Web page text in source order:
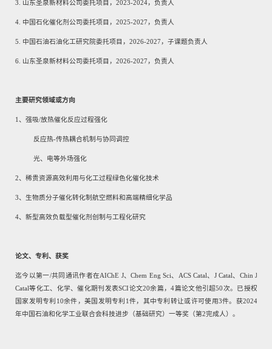
3. 山东圣泉新材料公司委托项目， 2023-2024，负责人
4. 中国石化催化剂公司委托项目， 2025-2027 ，负责人
5. 中国石油石油化工研究院委托项目， 2026-2027 ，子课题负责人
6. 山东圣泉新材料公司委托项目， 2026-2027 ，负责人
主要研究领域或方向
1、 强吸/放热催化反应过程强化
反应热-传热耦合机制与协同调控
光、电等外场强化
2、稀贵资源高效利用与化工过程绿色化催化技术
3、生物质分子催化转化制航空燃料和高端精细化学品
4、新型高效负载型催化剂创制与工程化研究
论文、专利、获奖
迄今以第一/共同通讯作者在AIChE J、Chem Eng Sci、 ACS Catal、 J Catal、 Chin J
Catal等化工、化学、催化期刊发表SCI论文20余篇，4篇论文他引超50次。已授权
国家发明专利 10余件，美国发明专利 1件，其中专利转让或许可使用3件。获2024
年中国石油和化学工业联合会科技进步（基础研究）一等奖（第2完成人）。